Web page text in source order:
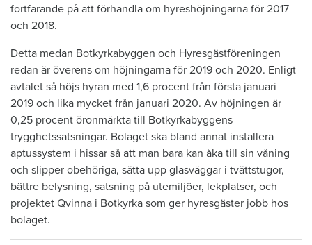
fortfarande på att förhandla om hyreshöjningarna för 2017
och 2018.
Detta medan Botkyrkabyggen och Hyresgästföreningen
redan är överens om höjningarna för 2019 och 2020. Enligt
avtalet så höjs hyran med 1,6 procent från första januari
2019 och lika mycket från januari 2020. Av höjningen är
0,25 procent öronmärkta till Botkyrkabyggens
trygghetssatsningar. Bolaget ska bland annat installera
aptussystem i hissar så att man bara kan åka till sin våning
och slipper obehöriga, sätta upp glasväggar i tvättstugor,
bättre belysning, satsning på utemiljöer, lekplatser, och
projektet Qvinna i Botkyrka som ger hyresgäster jobb hos
bolaget.